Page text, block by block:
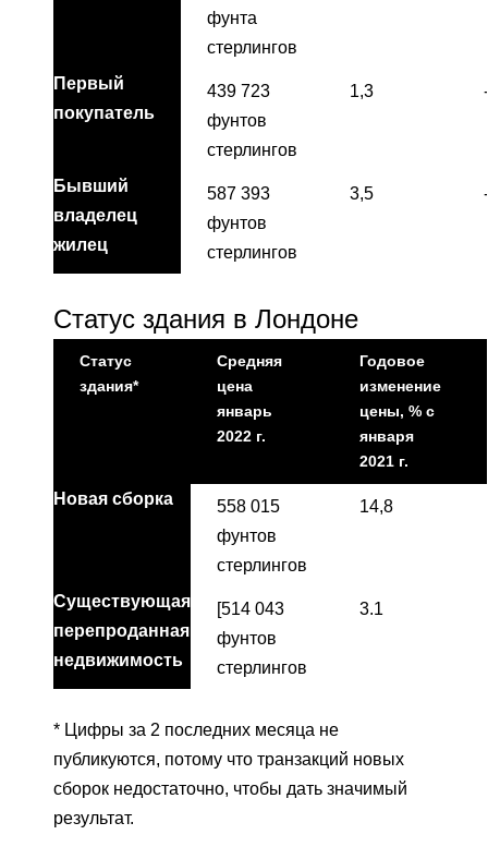
фунта
стерлингов
Первый
покупатель
439 723
фунтов
стерлингов
1,3
Бывший
владелец
жилец
587 393
фунтов
стерлингов
3,5
Статус здания в Лондоне
Статус
здания*
Средняя
цена
январь
2022 г.
Годовое
изменение
цены, % с
января
2021 г.
Новая сборка
558 015
фунтов
стерлингов
14,8
Существующая
перепроданная
недвижимость
[514 043
фунтов
стерлингов
3.1
* Цифры за 2 последних месяца не
публикуются, потому что транзакций новых
сборок недостаточно, чтобы дать значимый
результат.